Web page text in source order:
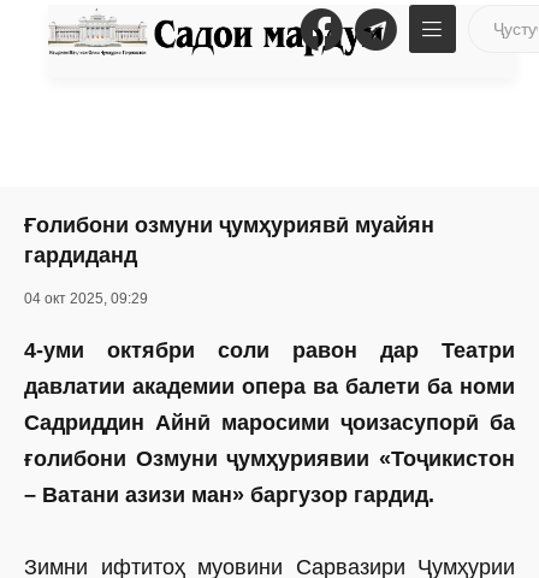
Ғолибони озмуни ҷумҳуриявӣ муайян
гардиданд
04 окт 2025, 09:29
4-уми октябри соли равон дар Театри
давлатии академии опера ва балети ба номи
Садриддин Айнӣ маросими ҷоизасупорӣ ба
ғолибони Озмуни ҷумҳуриявии «Тоҷикистон
– Ватани азизи ман» баргузор гардид.
Зимни ифтитоҳ муовини Сарвазири Ҷумҳурии